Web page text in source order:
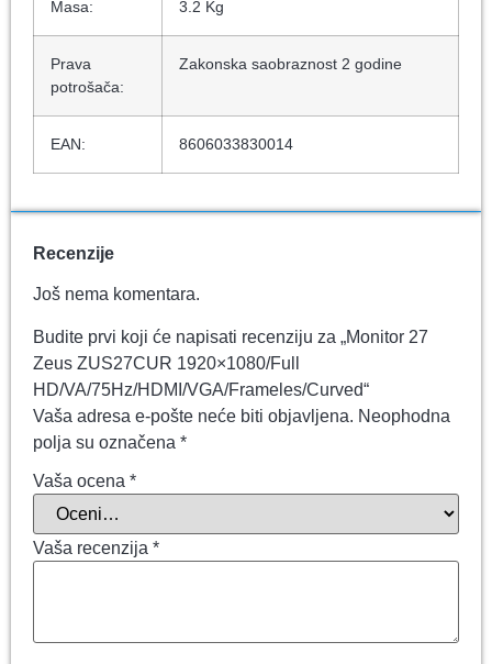
Masa: 3.2 Kg
Prava
potrošača:
Zakonska saobraznost 2 godine
EAN: 8606033830014
Recenzije
Još nema komentara.
Budite prvi koji će napisati recenziju za „Monitor 27
Zeus ZUS27CUR 1920×1080/Full
HD/VA/75Hz/HDMI/VGA/Frameles/Curved“
Vaša adresa e-pošte neće biti objavljena. Neophodna
polja su označena *
Vaša ocena *
Vaša recenzija *